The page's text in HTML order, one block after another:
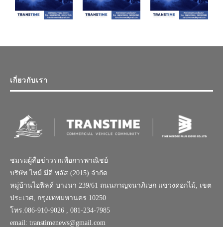
เกี่ยวกับเรา
ชมรมผู้สื่อข่าวรถเพื่อการพาณิชย์
บริษัท ไทม์ มีดี พลัส (2015) จำกัด
หมู่บ้านไอฟีลด์ บางนา 239/61 ถนนกาญจนาภิเษก แขวงดอกไม้, เขต
ประเวศ, กรุงเทพมหานคร 10250
โทร.086-910-9026 , 081-234-7985
email: transtimenews@gmail.com